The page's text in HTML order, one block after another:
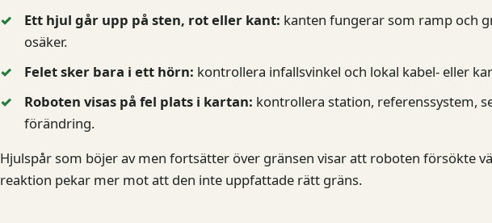
Ett hjul går upp på sten, rot eller kant: kanten fungerar som ramp och
osäker.
Felet sker bara i ett hörn: kontrollera infallsvinkel och lokal kabel- eller
Roboten visas på fel plats i kartan: kontrollera station, referenssystem,
förändring.
Hjulspår som böjer av men fortsätter över gränsen visar att roboten försökte
reaktion pekar mer mot att den inte uppfattade rätt gräns.